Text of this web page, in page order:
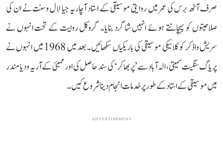
صرف آٹھ برس کی عمر میں روایتی موسیقی کے استاد آچاریہ جیا لال وسنت نے ان کی
صلاحیتوں کو پہچانتے ہوئے انہیں شاگرد بنایا۔ گروکل روایت کے تحت انہوں نے
سریش واڈکر کو کلاسیکی موسیقی کی باریکیاں سکھائیں۔ بعد میں 1968 میں انہوں نے
پریاگ سنگیت سمیتی، الہ آباد سے ’پربھاکر‘ کی سند حاصل کی اور ممبئی کے آریہ ودیا مندر
میں موسیقی کے استاد کے طور پر خدمات انجام دینا شروع کیں۔
ADVERTISEMENT